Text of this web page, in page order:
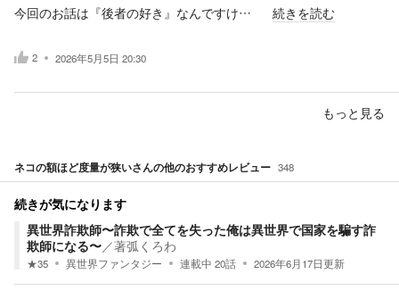
今回のお話は『後者の好き』なんですけ… 続きを読む
2 2026年5月5日 20:30
もっと見る
ネコの額ほど度量が狭いさんの他のおすすめレビュー 348
続きが気になります
異世界詐欺師〜詐欺で全てを失った俺は異世界で国家を騙す詐
欺師になる〜／著弧くろわ
★35 異世界ファンタジー 連載中 20話 2026年6月17日更新